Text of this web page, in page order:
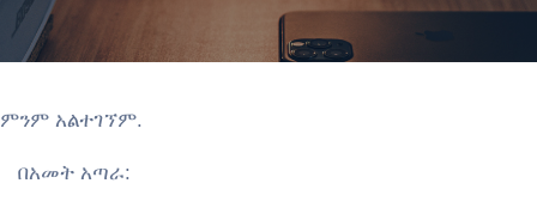
ምንም አልተገኘም.
በአመት አጣራ: